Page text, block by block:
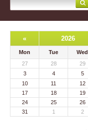
« 2026
Mon Tue Wed
27
28 29
3
4 5
10
11 12
17
18 19
24
25 26
31
1 2